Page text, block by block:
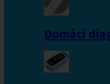
Domácí